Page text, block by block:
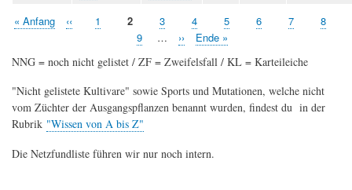
Seitennummerierung
Erste
« Anfang
Vorherige
‹‹ Seite
1
Aktuelle
Seite
2 Seite
3 Seite
4 Seite
5 Seite
6 Seite
7 Seite
8
Seite
9 …
Nächste
››
Letzte
Ende »
NNG = noch nicht gelistet / ZF = Zweifelsfall / KL = Karteileiche
"Nicht gelistete Kultivare" sowie Sports und Mutationen, welche nicht
vom Züchter der Ausgangspflanzen benannt wurden, findest du in der
Rubrik "Wissen von A bis Z"
Die Netzfundliste führen wir nur noch intern.